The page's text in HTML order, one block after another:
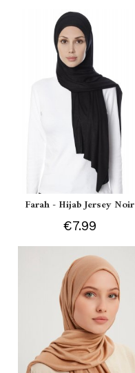
Farah - Hijab Jersey Noir
€7.99